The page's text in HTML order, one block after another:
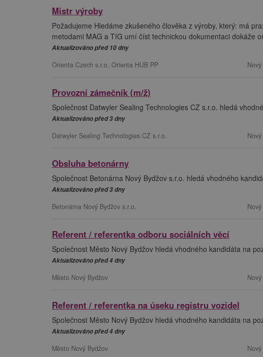
Mistr výroby
Požadujeme Hledáme zkušeného člověka z výroby, který: má
metodami MAG a TIG umí číst technickou dokumentaci dokáže
Aktualizováno před 10 dny
Orienta Czech s.r.o. Orienta HUB PP
Provozní zámečník (m/ž)
Společnost Datwyler Sealing Technologies CZ s.r.o. hledá
Aktualizováno před 3 dny
Datwyler Sealing Technologies CZ s.r.o.
Obsluha betonárny
Společnost Betonárna Nový Bydžov s.r.o. hledá vhodného
Aktualizováno před 3 dny
Betonárna Nový Bydžov s.r.o.
Referent / referentka odboru sociálních věcí
Společnost Město Nový Bydžov hledá vhodného kandidáta na
Aktualizováno před 4 dny
Město Nový Bydžov
Referent / referentka na úseku registru vozidel
Společnost Město Nový Bydžov hledá vhodného kandidáta na
Aktualizováno před 4 dny
Město Nový Bydžov